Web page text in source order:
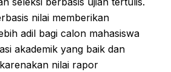
nilai memberikan
adil bagi calon mahasiswa
akademik yang baik dan
nilai rapor